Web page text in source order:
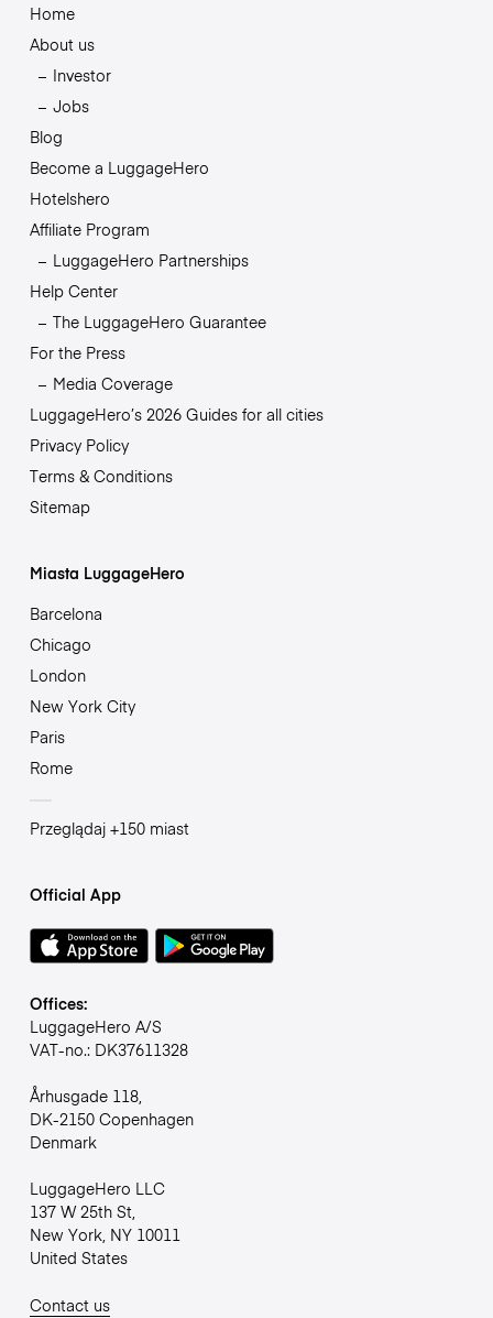
Home
About us
Investor
Jobs
Blog
Become a LuggageHero
Hotelshero
Affiliate Program
LuggageHero Partnerships
Help Center
The LuggageHero Guarantee
For the Press
Media Coverage
LuggageHero’s 2026 Guides for all cities
Privacy Policy
Terms & Conditions
Sitemap
Miasta LuggageHero
Barcelona
Chicago
London
New York City
Paris
Rome
Przeglądaj +150 miast
Official App
Offices:
LuggageHero A/S
VAT-no.: DK37611328
Århusgade 118,
DK-2150 Copenhagen
Denmark
LuggageHero LLC
137 W 25th St,
New York, NY 10011
United States
Contact us